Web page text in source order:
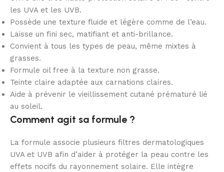
les UVA et les UVB.
Possède une texture fluide et légère comme de l’eau.
Laisse un fini sec, matifiant et anti-brillance.
Convient à tous les types de peau, même mixtes à
grasses.
Formule oil free à la texture non grasse.
Teinte claire adaptée aux carnations claires.
Aide à prévenir le vieillissement cutané prématuré lié
au soleil.
Comment agit sa formule ?
La formule associe plusieurs filtres dermatologiques
UVA et UVB afin d’aider à protéger la peau contre les
effets nocifs du rayonnement solaire. Elle intègre